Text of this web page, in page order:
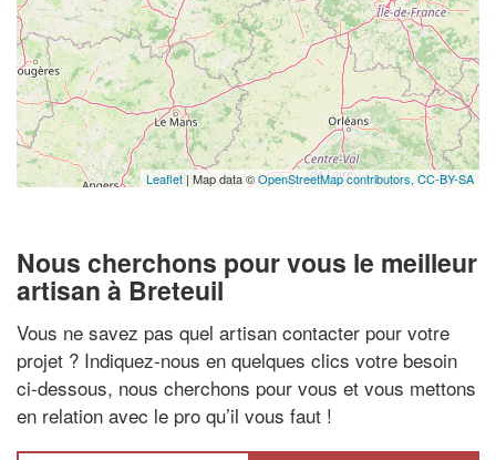
Leaflet | Map data ©OpenStreetMap contributors, CC-BY-SA
Nous cherchons pour vous le meilleur
artisan à Breteuil
Vous ne savez pas quel artisan contacter pour votre
projet ? Indiquez-nous en quelques clics votre besoin
ci-dessous, nous cherchons pour vous et vous mettons
en relation avec le pro qu’il vous faut !